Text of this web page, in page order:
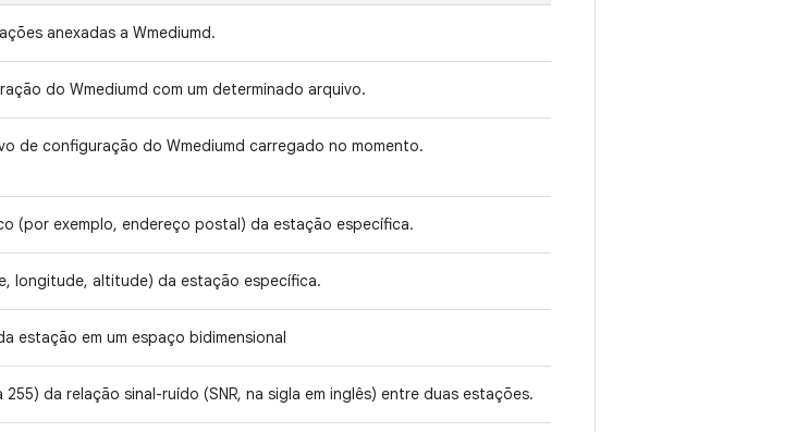
anexadas a Wmediumd.
do Wmediumd com um determinado arquivo.
de configuração do Wmediumd carregado no momento.
(por exemplo, endereço postal) da estação específica.
longitude, altitude) da estação específica.
estação em um espaço bidimensional
da relação sinal-ruído (SNR, na sigla em inglês) entre duas estações.